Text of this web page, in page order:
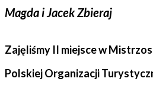
Magda i Jacek Zbieraj
Zajęliśmy II miejsce w
Polskiej Organizacji